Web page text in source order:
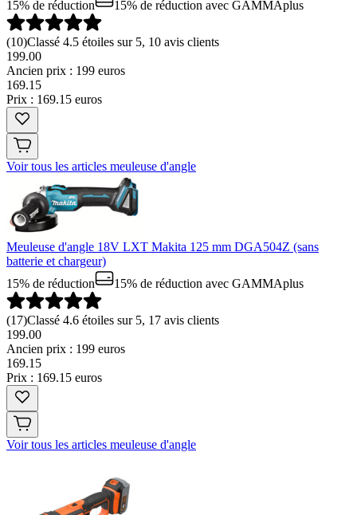
15% de réduction 15% de réduction avec GAMMAplus
(10)Classé 4.5 étoiles sur 5, 10 avis clients
199.00
Ancien prix : 199 euros
169.15
Prix : 169.15 euros
Voir tous les articles meuleuse d'angle
Meuleuse d'angle 18V LXT Makita 125 mm DGA504Z (sans
batterie et chargeur)
15% de réduction
15% de réduction avec GAMMAplus
(17)Classé 4.6 étoiles sur 5, 17 avis clients
199.00
Ancien prix : 199 euros
169.15
Prix : 169.15 euros
Voir tous les articles meuleuse d'angle